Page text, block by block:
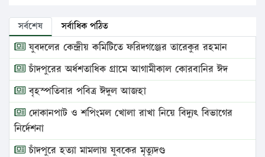
সর্বশেষ সর্বাধিক পঠিত
যুবদলের কেন্দ্রীয় কমিটিতে ফরিদগঞ্জের তারেকুর রহমান
চাঁদপুরের অর্ধশতাধিক গ্রামে আগামীকাল কোরবানির ঈদ
বৃহস্পতিবার পবিত্র ঈদুল আজহা
দোকানপাট ও শপিংমল খোলা রাখা নিয়ে বিদ্যুৎ বিভাগের
নির্দেশনা
চাঁদপুরে হত্যা মামলায় যুবকের মৃত্যুদণ্ড